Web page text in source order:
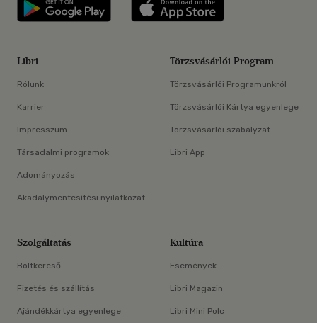
Libri
Rólunk
Karrier
Impresszum
Társadalmi programok
Adományozás
Akadálymentesítési nyilatkozat
Törzsvásárlói Program
Törzsvásárlói Programunkról
Törzsvásárlói Kártya egyenlege
Törzsvásárlói szabályzat
Libri App
Szolgáltatás
Boltkereső
Fizetés és szállítás
Ajándékkártya egyenlege
Kultúra
Események
Libri Magazin
Libri Mini Polc